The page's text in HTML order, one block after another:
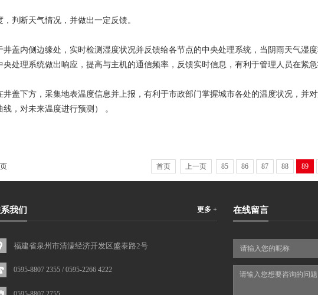
断天气情况，并做出一定反馈。
内侧边缘处，实时检测湿度状况并反馈给各节点的中央处理系统，当阴雨天气湿
处理系统做出响应，提高与主机的通信频率，反馈实时信息，有利于管理人员在紧急
下方，采集地表温度信息并上报，有利于市政部门掌握城市各处的温度状况，并对
，对未来温度进行预测）
。
页 首页 上一页 85 86 87 88 89
更多 +
我们
福建省泉州市清濛经济开发区盛泰路2号
0595-8807 2355 / 0595-2266 4222
在线留言